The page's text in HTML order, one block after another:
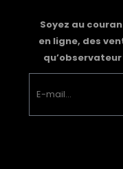
Soyez au
en ligne, des